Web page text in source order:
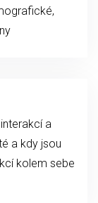
a
a kdy jsou
kolem sebe